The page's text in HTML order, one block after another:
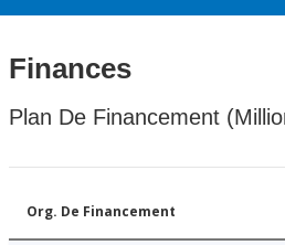
Finances
Plan De Financement
Org. De Financement